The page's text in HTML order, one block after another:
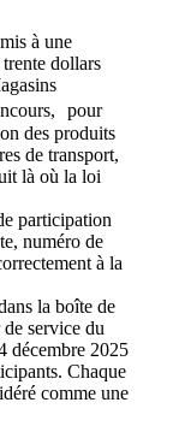
à une
dollars
pour
des produits
de transport,
là où la loi
participation
numéro de
à la
la boîte de
service du
décembre 2025
Chaque
comme une